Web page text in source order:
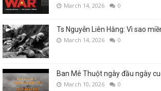
March 14, 2026 0
Ts Nguyễn Liên Hằng: Vì sao
March 14, 2026 0
Ban Mê Thuột ngày đầu ngày
March 10, 2026 0